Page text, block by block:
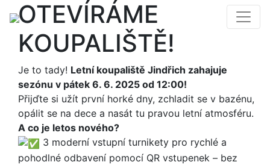
OTEVÍRÁME
KOUPALIŠTĚ!
Je to tady! Letní koupaliště Jindřich zahajuje
sezónu v pátek 6. 6. 2025 od 12:00!
Přijďte si užít první horké dny, zchladit se v bazénu,
opálit se na dece a nasát tu pravou letní atmosféru.
A co je letos nového?
3 moderní vstupní turnikety pro rychlé a
pohodlné odbavení pomocí QR vstupenek – bez